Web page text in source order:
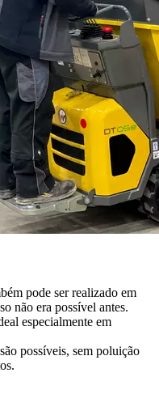
pode ser realizado em
não era possível antes.
especialmente em
possíveis, sem poluição